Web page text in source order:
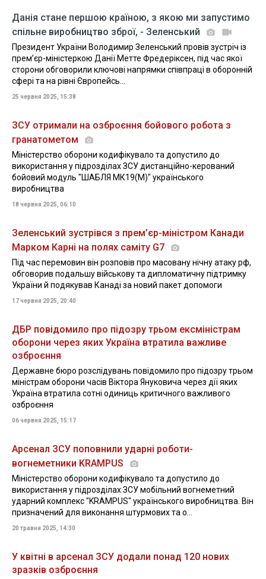
Данія стане першою країною, з якою ми запустимо
спільне виробництво зброї, - Зеленський
Президент України Володимир Зеленський провів зустріч із
прем’єр-міністеркою Данії Метте Фредеріксен, під час якої
сторони обговорили ключові напрямки співпраці в оборонній
сфері та на рівні Європейсь...
25 червня 2025, 15:38
ЗСУ отримали на озброєння бойового робота з
гранатометом
Міністерство оборони кодифікувало та допустило до
використання у підрозділах ЗСУ дистанційно-керований
бойовий модуль "ШАБЛЯ МК19(М)" українського
виробництва
18 червня 2025, 06:10
Зеленський зустрівся з прем’єр-міністром Канади
Марком Карні на полях саміту G7
Під час перемовин він розповів про масовану нічну атаку рф,
обговорив подальшу військову та дипломатичну підтримку
України й подякував Канаді за новий пакет допомоги
17 червня 2025, 20:40
ДБР повідомило про підозру трьом ексміністрам
оборони через яких Україна втратила важливе
озброєння
Державне бюро розслідувань повідомило про підозру трьом
міністрам оборони часів Віктора Януковича через дії яких
Україна втратила сотні одиниць критичного важливого
озброєння
06 червня 2025, 15:17
Арсенал ЗСУ поповнили ударні роботи-
вогнеметники KRAMPUS
Міністерство оборони кодифікувало та допустило до
використання у підрозділах ЗСУ мобільний вогнеметний
ударний комплекс "KRAMPUS" українського виробництва. Він
призначений для виконання штурмових та о...
20 травня 2025, 14:30
У квітні в арсенал ЗСУ додали понад 120 нових
зразків озброєння